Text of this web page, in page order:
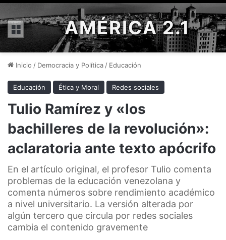
Menú AMÉRICA 2.1
Inicio / Democracia y Política / Educación
Educación Ética y Moral Redes sociales
Tulio Ramírez y «los
bachilleres de la revolución»:
aclaratoria ante texto apócrifo
En el artículo original, el profesor Tulio comenta
problemas de la educación venezolana y
comenta números sobre rendimiento académico
a nivel universitario. La versión alterada por
algún tercero que circula por redes sociales
cambia el contenido gravemente